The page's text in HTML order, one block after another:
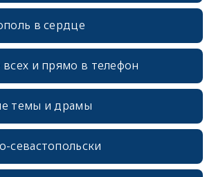
в сердце
и прямо в телефон
темы и драмы
севастопольски